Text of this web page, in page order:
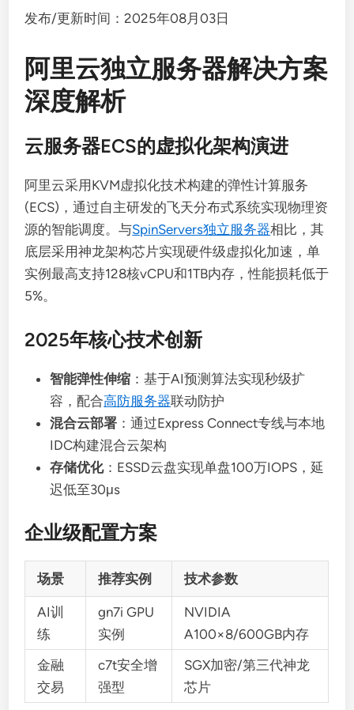
发布/更新时间：2025年08月03日
阿里云独立服务器解决方案
深度解析
云服务器ECS的虚拟化架构演进
阿里云采用KVM虚拟化技术构建的弹性计算服务
(ECS)，通过自主研发的飞天分布式系统实现物理资
源的智能调度。与SpinServers独立服务器相比，其
底层采用神龙架构芯片实现硬件级虚拟化加速，单
实例最高支持128核vCPU和1TB内存，性能损耗低于
5%。
2025年核心技术创新
智能弹性伸缩 ：基于AI预测算法实现秒级扩
容，配合高防服务器联动防护
混合云部署 ：通过Express Connect专线与本地
IDC构建混合云架构
存储优化：ESSD云盘实现单盘100万IOPS，延
迟低至30μs
企业级配置方案
场景 推荐实例 技术参数
AI训
练
gn7i GPU
实例
NVIDIA
A100×8/600GB内存
金融
交易
c7t安全增
强型
SGX加密/第三代神龙
芯片